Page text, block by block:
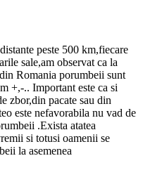
peste 500 km,fiecare
sale,am observat ca la
Romania porumbeii sunt
+,-.. Important este ca si
zbor,din pacate sau din
este nefavorabila nu vad de
.Exista atatea
si totusi oamenii se
la asemenea